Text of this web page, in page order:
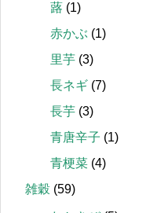
蕗 (1)
赤かぶ (1)
里芋 (3)
長ネギ (7)
長芋 (3)
青唐辛子 (1)
青梗菜 (4)
雑穀 (59)